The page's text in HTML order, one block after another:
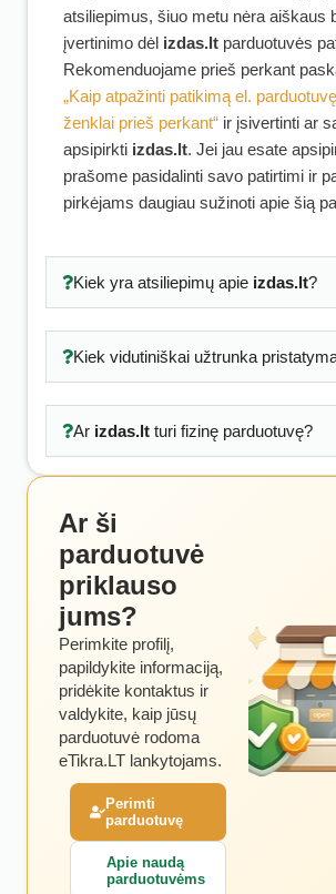
atsiliepimus, šiuo metu nėra aiškaus
įvertinimo dėl izdas.lt parduotuvės
Rekomenduojame prieš perkant
„Kaip atpažinti patikimą el.
ženklai prieš perkant“ ir įsivertinti ar
apsipirkti izdas.lt. Jei jau esate
prašome pasidalinti savo patirtimi ir
pirkėjams daugiau sužinoti apie šią
Kiek yra atsiliepimų apie izdas.lt?
Kiek vidutiniškai užtrunka
Ar izdas.ltturi fizinę parduotuvę?
Ar ši
parduotuvė
priklauso
jums?
Perimkite profilį,
papildykite informaciją,
pridėkite kontaktus ir
valdykite, kaip jūsų
parduotuvė rodoma
eTikra.LT lankytojams.
Perimti
parduotuvę
Apie naudą
parduotuvėms